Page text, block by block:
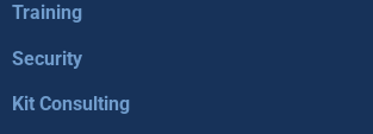
Training
Security
Kit Consulting